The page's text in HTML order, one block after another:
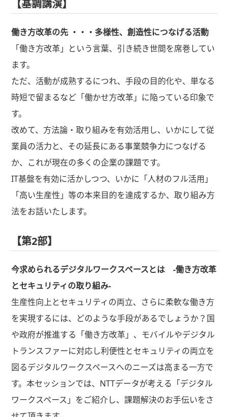
【基調講演】
働き方改革の先 ・・・多様性、創造性につなげる活動
「働き方改革」という言葉、引き続き世間を席巻してい
ます。
ただ、活動が成熟するにつれ、手段の目的化や、単なる
時短で留まるなど「働かせ方改革」に陥っている印象で
す。
改めて、方法論・取り組みを有効活用し、いかにして従
業員の活力と、その延長にある事業競争力につなげる
か、これが現在の多くの企業の課題です。
IT基盤を有効に活かしつつ、いかに「人材のフル活用」
「高い生産性」等の本来目的を達成するか、取り組み方
法をお話いたします。
【第2部】
今求められるデジタルワークスペースとは -働き方改革
とセキュリティの取り組み-
生産性向上とセキュリティの両立、さらに柔軟な働き方
を実現するには、どのような手段があるでしょうか？国
や政府が推進する「働き方改革」、モバイルやデジタル
トランスファーに対応し利便性とセキュリティの両立を
図るデジタルワークスペースへのニーズは高まる一方で
す。本セッションでは、NTTデータが考える「デジタル
ワークスペース」をご紹介し、課題解決のお手伝いをさ